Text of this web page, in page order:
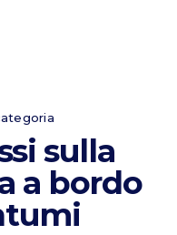
sulla
a bordo